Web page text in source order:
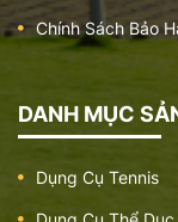
Giá:
Giá:
Chính Sách Bảo
DANH MỤC
Dụng Cụ Tennis